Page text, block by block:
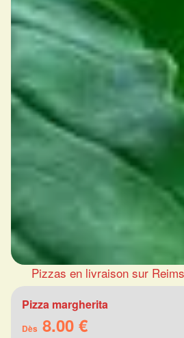
Pizzas en livraison sur
Pizza margherita
Dès 8.00 €